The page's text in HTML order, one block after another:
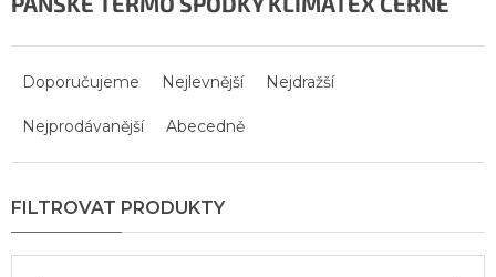
n
p
r
o
Doporučujeme Nejlevnější Nejdražší
Nejprodávanější Abecedně